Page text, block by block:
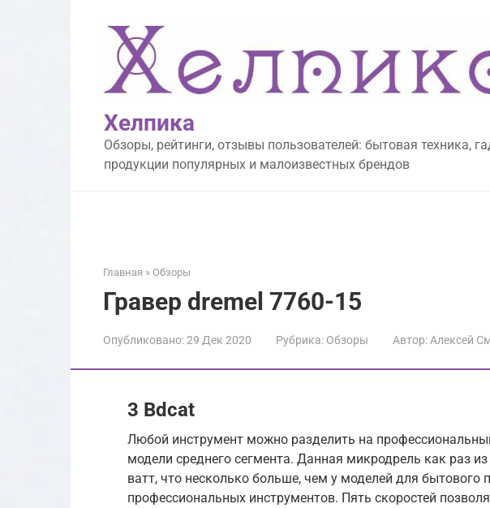
Хелпика
Обзоры, рейтинги, отзывы пользователей: бытовая техника,
продукции популярных и малоизвестных брендов
Главная » Обзоры
Гравер dremel 7760-15
Опубликовано:29 Дек 2020 Рубрика: Обзоры Автор: Алексей
3 Bdcat
Любой инструмент можно разделить на
модели среднего сегмента. Данная микродрель как раз
ватт, что несколько больше, чем у моделей для бытового
профессиональных инструментов. Пять скоростей